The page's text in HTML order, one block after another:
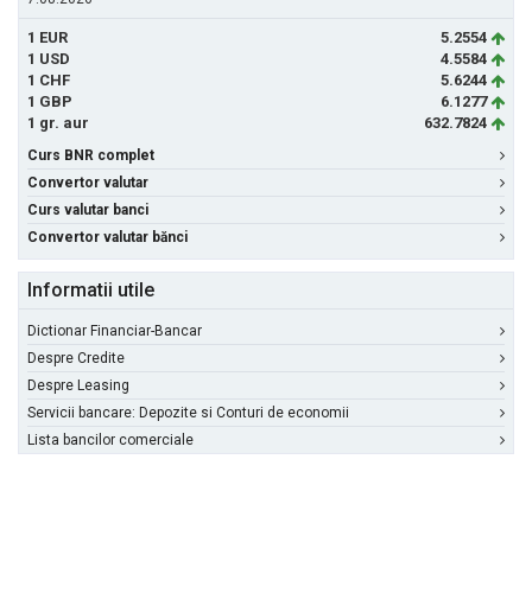
1 EUR
5.2554
1 USD
4.5584
1 CHF
5.6244
1 GBP
6.1277
1 gr. aur
632.7824
Curs BNR complet
Convertor valutar
Curs valutar banci
Convertor valutar bănci
Informatii utile
Dictionar Financiar-Bancar
Despre Credite
Despre Leasing
Servicii bancare: Depozite si Conturi de economii
Lista bancilor comerciale